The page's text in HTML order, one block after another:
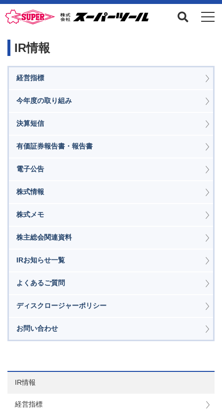
IR情報
経営指標
今年度の取り組み
決算短信
有価証券報告書・報告書
電子公告
株式情報
株式メモ
株主総会関連資料
IRお知らせ一覧
よくあるご質問
ディスクロージャーポリシー
お問い合わせ
IR情報
経営指標